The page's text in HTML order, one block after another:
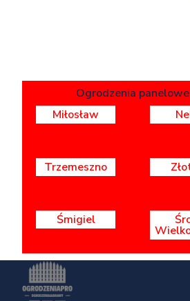
Ogrodzenia panelowe
Miłosław
Trzemeszno
Śmigiel